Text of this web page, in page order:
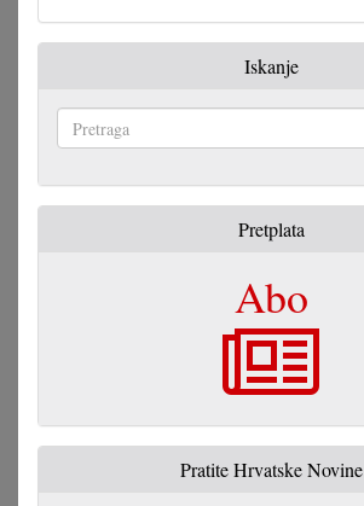
Iskanje
Pretplata
Abo
Pratite Hrvatske Novine